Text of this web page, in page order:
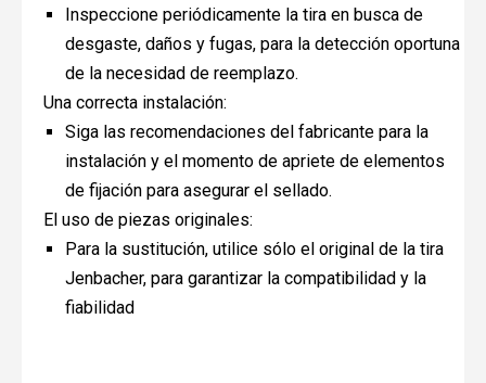
Inspeccione periódicamente la tira en busca de
desgaste, daños y fugas, para la detección oportuna
de la necesidad de reemplazo.
Una correcta instalación:
Siga las recomendaciones del fabricante para la
instalación y el momento de apriete de elementos
de fijación para asegurar el sellado.
El uso de piezas originales:
Para la sustitución, utilice sólo el original de la tira
Jenbacher, para garantizar la compatibilidad y la
fiabilidad